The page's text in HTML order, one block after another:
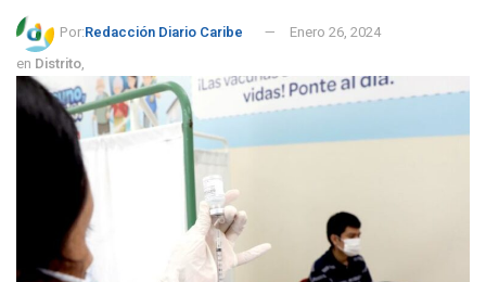
Por:Redacción Diario Caribe
Enero 26, 2024
en Distrito,